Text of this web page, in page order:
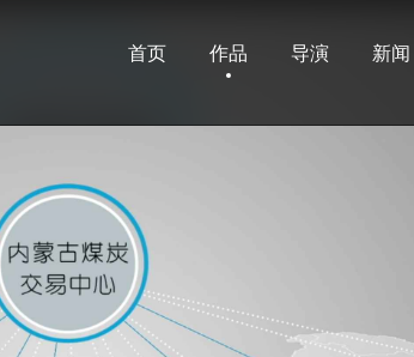
首页 作品 导演 新闻